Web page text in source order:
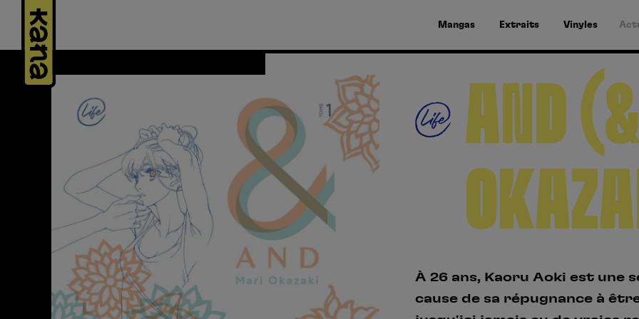
Mangas Extraits Vinyles
AND
À 26 ans, Kaoru Aoki est une
cause de sa répugnance à
Panneau de gestion des cookies